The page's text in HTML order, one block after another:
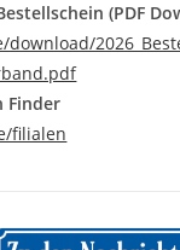
(PDF
download/
Finder
filialen